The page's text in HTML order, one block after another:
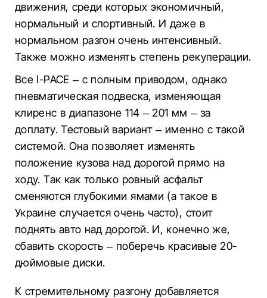
движения, среди которых экономичный,
нормальный и спортивный. И даже в
нормальном разгон очень интенсивный.
Также можно изменять степень рекуперации.
Все I-PACE – с полным приводом, однако
пневматическая подвеска, изменяющая
клиренс в диапазоне 114 – 201 мм – за
доплату. Тестовый вариант – именно с такой
системой. Она позволяет изменять
положение кузова над дорогой прямо на
ходу. Так как только ровный асфальт
сменяются глубокими ямами (а такое в
Украине случается очень часто), стоит
поднять авто над дорогой. И, конечно же,
сбавить скорость – поберечь красивые 20-
дюймовые диски.
К стремительному разгону добавляется